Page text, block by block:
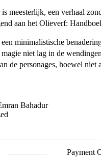
meesterlijk, een verhaal
aan het Olieverf:
minimalistische
niet lag in de
de personages, hoewel
Bahadur
Payment